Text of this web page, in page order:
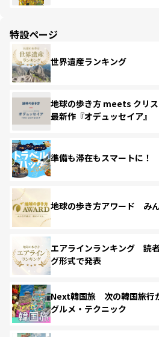
特設ページ
世界遺産ランキング
地球の歩き方 meets クリ
最新作『オデュッセイア』
準備も滞在もスマートに
地球の歩き方アワード みん
エアラインランキング 読
グ形式で発表
Next韓国旅 次の韓国旅行
グルメ・テクニック